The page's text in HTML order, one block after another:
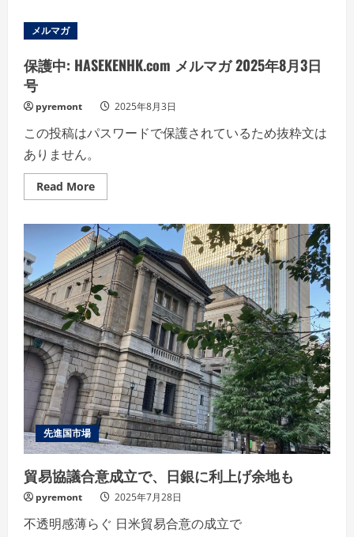
通
せ
貿
易
議
メルマガ
保護中: HASEKENHK.com メルマガ 2025年8月3日
号
pyremont 2025年8月3日
この投稿はパスワードで保護されているため抜粋文は
ありません。
Read MoreRead
more
護
中:
HASEKENHK.com
メ
ル
マ
ガ
2025
年
8
月
3
日
号
先進国市場
貿易協議合意成立で、日銀に利上げ余地も
pyremont 2025年7月28日
不透明感薄らぐ 日米貿易合意の成立で